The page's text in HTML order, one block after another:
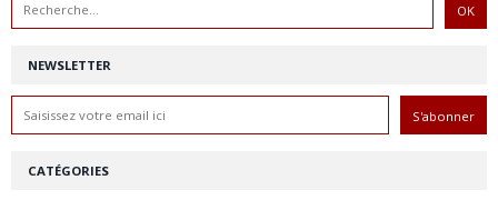
NEWSLETTER
CATÉGORIES